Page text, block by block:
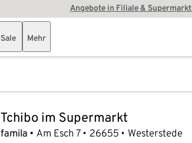
Angebote in Filiale & Supermarkt
Sale Mehr
Tchibo im Supermarkt
famila Am Esch 7 26655 Westerstede